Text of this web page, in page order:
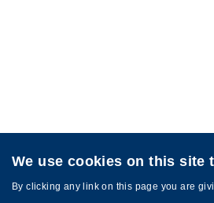
私隐政
©版权属
We use cookies on this site
By clicking any link on this page you are